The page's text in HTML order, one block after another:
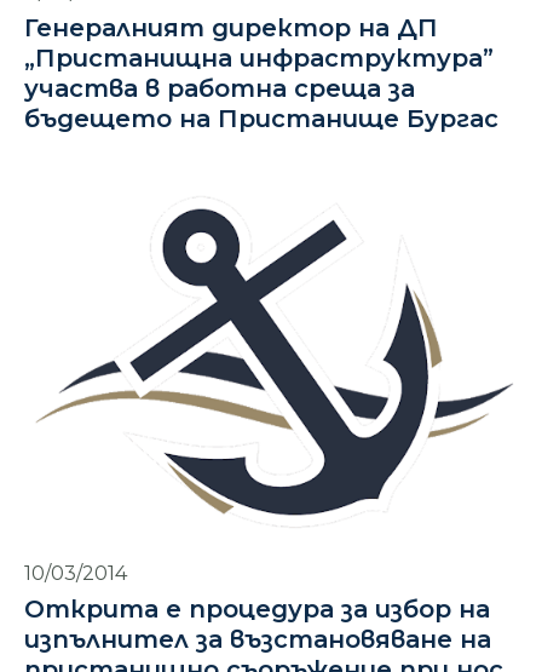
Генералният директор на ДП
„Пристанищна инфраструктура”
участва в работна среща за
бъдещето на Пристанище Бургас
10/03/2014
Открита е процедура за избор на
изпълнител за възстановяване на